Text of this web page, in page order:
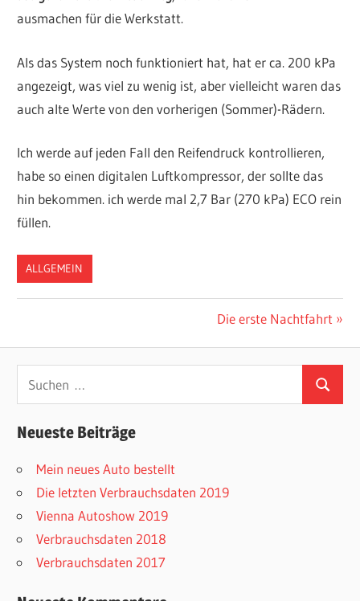
ausmachen für die Werkstatt.
Als das System noch funktioniert hat, hat er ca. 200 kPa
angezeigt, was viel zu wenig ist, aber vielleicht waren das
auch alte Werte von den vorherigen (Sommer)-Rädern.
Ich werde auf jeden Fall den Reifendruck kontrollieren,
habe so einen digitalen Luftkompressor, der sollte das
hin bekommen. ich werde mal 2,7 Bar (270 kPa) ECO rein
füllen.
ALLGEMEIN
Nächster
Die erste Nachtfahrt
Suchen
nach:
Suchen
Neueste Beiträge
Mein neues Auto bestellt
Die letzten Verbrauchsdaten 2019
Vienna Autoshow 2019
Verbrauchsdaten 2018
Verbrauchsdaten 2017